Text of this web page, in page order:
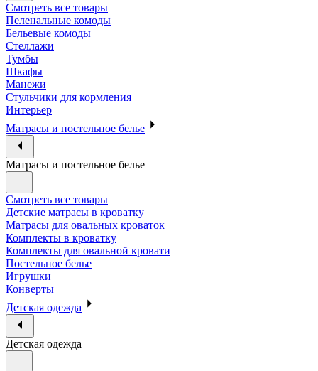
Смотреть все товары
Пеленальные комоды
Бельевые комоды
Стеллажи
Тумбы
Шкафы
Манежи
Стульчики для кормления
Интерьер
Матрасы и постельное белье
Матрасы и постельное белье
Смотреть все товары
Детские матрасы в кроватку
Матрасы для овальных кроваток
Комплекты в кроватку
Комплекты для овальной кровати
Постельное белье
Игрушки
Конверты
Детская одежда
Детская одежда